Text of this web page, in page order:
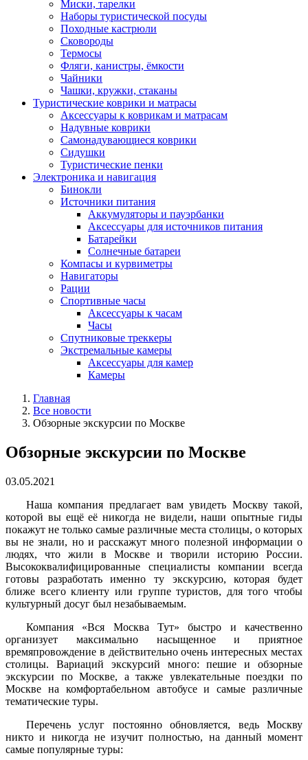
Миски, тарелки
Наборы туристической посуды
Походные кастрюли
Сковороды
Термосы
Фляги, канистры, ёмкости
Чайники
Чашки, кружки, стаканы
Туристические коврики и матрасы
Аксессуары к коврикам и матрасам
Надувные коврики
Самонадувающиеся коврики
Сидушки
Туристические пенки
Электроника и навигация
Бинокли
Источники питания
Аккумуляторы и пауэрбанки
Аксессуары для источников питания
Батарейки
Солнечные батареи
Компасы и курвиметры
Навигаторы
Рации
Спортивные часы
Аксессуары к часам
Часы
Спутниковые треккеры
Экстремальные камеры
Аксессуары для камер
Камеры
Главная
Все новости
Обзорные экскурсии по Москве
Обзорные экскурсии по Москве
03.05.2021
Наша компания предлагает вам увидеть Москву такой,
которой вы ещё её никогда не видели, наши опытные гиды
покажут не только самые различные места столицы, о которых
вы не знали, но и расскажут много полезной информации о
людях, что жили в Москве и творили историю России.
Высококвалифицированные специалисты компании всегда
готовы разработать именно ту экскурсию, которая будет
ближе всего клиенту или группе туристов, для того чтобы
культурный досуг был незабываемым.
Компания «Вся Москва Тут» быстро и качественно
организует максимально насыщенное и приятное
времяпровождение в действительно очень интересных местах
столицы. Вариаций экскурсий много: пешие и обзорные
экскурсии по Москве, а также увлекательные поездки по
Москве на комфортабельном автобусе и самые различные
тематические туры.
Перечень услуг постоянно обновляется, ведь Москву
никто и никогда не изучит полностью, на данный момент
самые популярные туры: